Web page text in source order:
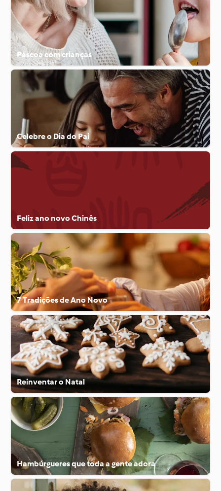
Páscoa com crianças
Celebre o Dia do Pai
Feliz ano novo Chinês
7 Tradições de Ano Novo
Reinventar o Natal
Hambúrgueres que toda a gente adora